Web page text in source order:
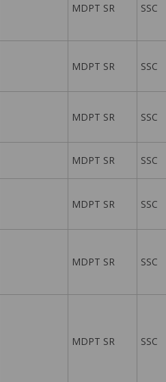
MDPT SR SSC
MDPT SR SSC
MDPT SR SSC
MDPT SR SSC
MDPT SR SSC
MDPT SR SSC
MDPT SR SSC